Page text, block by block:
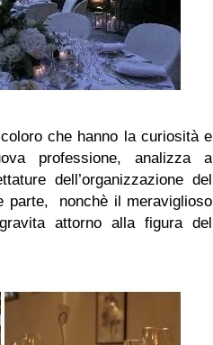
che hanno la curiosità e
professione, analizza a
dell’organizzazione del
parte, nonchè il meraviglioso
attorno alla figura del